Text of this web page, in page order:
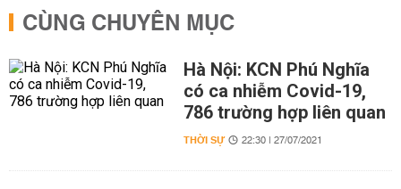
CÙNG CHUYÊN MỤC
Hà Nội: KCN Phú Nghĩa
có ca nhiễm Covid-19,
786 trường hợp liên quan
THỜI SỰ 22:30 | 27/07/2021